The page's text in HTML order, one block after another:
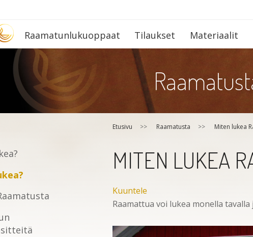
Raa­ma­tun­lu­ku­op­paat Tilaukset Materiaalit
Etusivu >> Raamatusta >> Miten lukea
MITEN LUKEA
Kuuntele
Raamattua voi lukea monella